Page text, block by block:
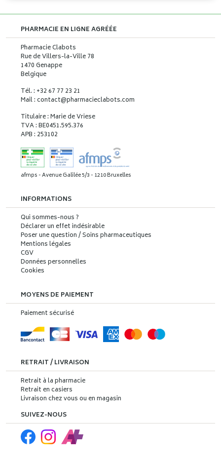
PHARMACIE EN LIGNE AGRÉÉE
Pharmacie Clabots
Rue de Villers-la-Ville 78
1470 Genappe
Belgique
Tél. : +32 67 77 23 21
Mail : contact@pharmacieclabots.com
Titulaire : Marie de Vriese
TVA : BE0451.595.376
APB : 253102
afmps - Avenue Galilée 5/3 - 1210 Bruxelles
INFORMATIONS
Qui sommes-nous ?
Déclarer un effet indésirable
Poser une question / Soins pharmaceutiques
Mentions légales
CGV
Données personnelles
Cookies
MOYENS DE PAIEMENT
Paiement sécurisé
RETRAIT / LIVRAISON
Retrait à la pharmacie
Retrait en casiers
Livraison chez vous ou en magasin
SUIVEZ-NOUS